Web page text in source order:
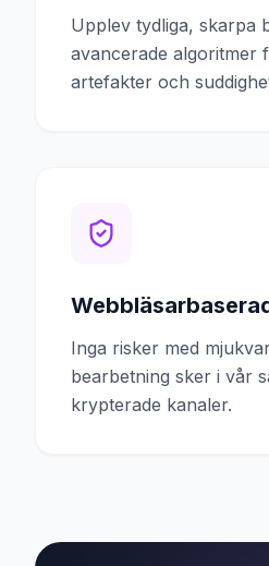
Upplev tydliga, skarpa
avancerade algoritmer
artefakter och
Inga risker med
bearbetning sker i vår
krypterade kanaler.